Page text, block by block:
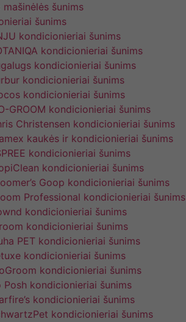
šunims
šunims
kondicionieriai šunims
kondicionieriai šunims
kondicionieriai šunims
kondicionieriai šunims
kondicionieriai šunims
GROOM kondicionieriai šunims
Christensen kondicionieriai šunims
kaukės ir kondicionieriai šunims
kondicionieriai šunims
kondicionieriai šunims
Goop kondicionieriai šunims
Professional kondicionieriai šunims
kondicionieriai šunims
kondicionieriai šunims
PET kondicionieriai šunims
kondicionieriai šunims
kondicionieriai šunims
Posh kondicionieriai šunims
kondicionieriai šunims
kondicionieriai šunims